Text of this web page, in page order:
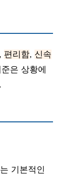
, 편리함, 신속
은 상황에
기본적인